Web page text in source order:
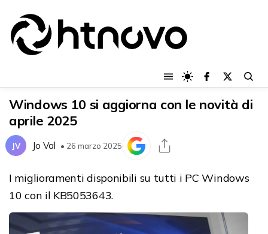
Windows 10 si aggiorna con le novità di
aprile 2025
JV Jo Val • 26 marzo 2025
I miglioramenti disponibili su tutti i PC Windows
10 con il KB5053643.